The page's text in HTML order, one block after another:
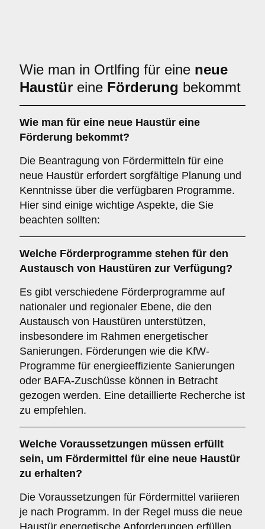
Wie man in Ortlfing für eine neue
Haustür eine Förderung bekommt
Wie man für eine neue Haustür eine
Förderung bekommt?
Die Beantragung von Fördermitteln für eine
neue Haustür erfordert sorgfältige Planung und
Kenntnisse über die verfügbaren Programme.
Hier sind einige wichtige Aspekte, die Sie
beachten sollten:
Welche Förderprogramme stehen für den
Austausch von Haustüren zur Verfügung?
Es gibt verschiedene Förderprogramme auf
nationaler und regionaler Ebene, die den
Austausch von Haustüren unterstützen,
insbesondere im Rahmen energetischer
Sanierungen. Förderungen wie die KfW-
Programme für energieeffiziente Sanierungen
oder BAFA-Zuschüsse können in Betracht
gezogen werden. Eine detaillierte Recherche ist
zu empfehlen.
Welche Voraussetzungen müssen erfüllt
sein, um Fördermittel für eine neue Haustür
zu erhalten?
Die Voraussetzungen für Fördermittel variieren
je nach Programm. In der Regel muss die neue
Haustür energetische Anforderungen erfüllen,